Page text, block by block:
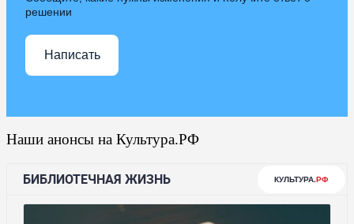
решении
Написать
Наши анонсы на Культура.РФ